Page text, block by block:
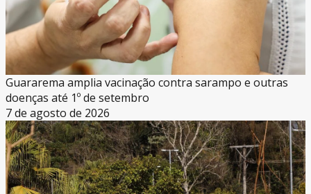
Guararema amplia vacinação contra sarampo e outras
doenças até 1º de setembro
7 de agosto de 2026